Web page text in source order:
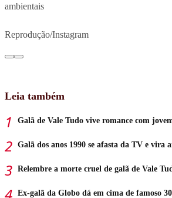
ambientais
Reprodução/Instagram
Leia também
Galã de Vale Tudo vive romance com
Galã dos anos 1990 se afasta da TV e vira
Relembre a morte cruel de galã de Vale
Ex-galã da Globo dá em cima de famoso